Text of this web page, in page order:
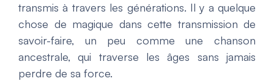
transmis à travers les générations. Il y a quelque
chose de magique dans cette transmission de
savoir-faire, un peu comme une chanson
ancestrale, qui traverse les âges sans jamais
perdre de sa force.